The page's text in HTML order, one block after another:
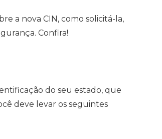
a nova CIN, como solicitá-la,
Confira!
do seu estado, que
deve levar os seguintes